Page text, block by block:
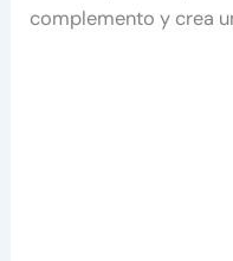
complemento y crea